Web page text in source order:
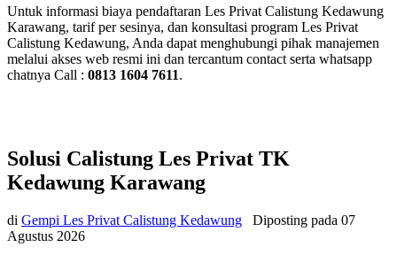
Untuk informasi biaya pendaftaran Les Privat Calistung Kedawung
Karawang, tarif per sesinya, dan konsultasi program Les Privat
Calistung Kedawung, Anda dapat menghubungi pihak manajemen
melalui akses web resmi ini dan tercantum contact serta whatsapp
chatnya Call : 0813 1604 7611.
Solusi Calistung Les Privat TK
Kedawung Karawang
di Gempi Les Privat Calistung Kedawung Diposting pada 07
Agustus 2026